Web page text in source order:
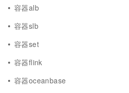
容器alb
容器slb
容器set
容器flink
容器oceanbase